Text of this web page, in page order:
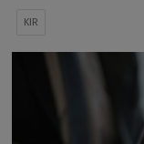
KIR
a